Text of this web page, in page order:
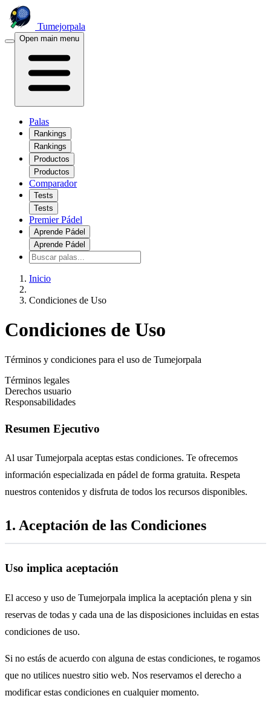
Tumejorpala
Open main menu
Palas
Rankings
Rankings
Productos
Productos
Comparador
Tests
Tests
Premier Pádel
Aprende Pádel
Aprende Pádel
Inicio
Condiciones de Uso
Condiciones de Uso
Términos y condiciones para el uso de Tumejorpala
Términos legales
Derechos usuario
Responsabilidades
Resumen Ejecutivo
Al usar Tumejorpala aceptas estas condiciones. Te ofrecemos
información especializada en pádel de forma gratuita. Respeta
nuestros contenidos y disfruta de todos los recursos disponibles.
1. Aceptación de las Condiciones
Uso implica aceptación
El acceso y uso de Tumejorpala implica la aceptación plena y sin
reservas de todas y cada una de las disposiciones incluidas en estas
condiciones de uso.
Si no estás de acuerdo con alguna de estas condiciones, te rogamos
que no utilices nuestro sitio web. Nos reservamos el derecho a
modificar estas condiciones en cualquier momento.